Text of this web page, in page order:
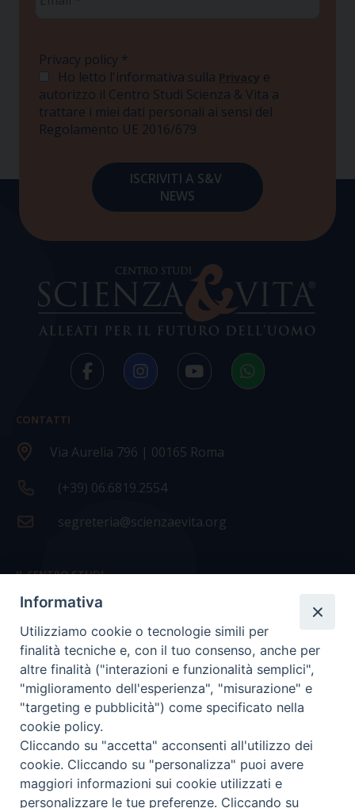
Privacy policy *
Ho letto l'informativa sulla Privacy e
autorizzo il Centro Studi Scienza & Vita a
trattare i miei dati personali ai sensi del
Regolamento UE 2016/679
CONTATTI
Via Aurelia 796 | 00165 Roma
(+39) 06.6819.2554
segreteria@scienzaevita.org
IL CENTRO STUDI
La nostra storia
Statuto
Presidenza e ufficio presidenza
Consiglio scientifico
Coordinamento nazionale
Informativa
Utilizziamo cookie o tecnologie simili per
finalità tecniche e, con il tuo consenso, anche per
altre finalità ("interazioni e funzionalità semplici",
"miglioramento dell'esperienza", "misurazione" e
"targeting e pubblicità") come specificato nella
cookie policy.
Cliccando su "accetta" acconsenti all'utilizzo dei
cookie. Cliccando su "personalizza" puoi avere
maggiori informazioni sui cookie utilizzati e
personalizzare le tue preferenze. Cliccando su